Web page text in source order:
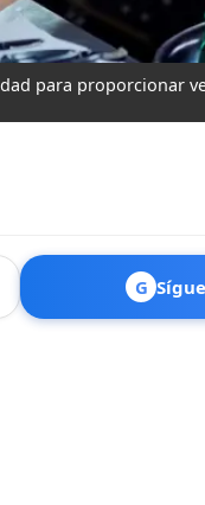
para proporcionar
G